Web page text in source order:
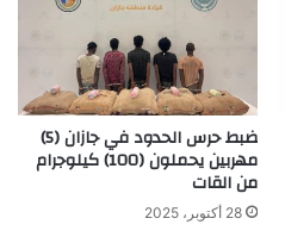
ضبط حرس الحدود في جازان (5)
مهربين يحملون (100) كيلوجرام
من القات
28 أكتوبر، 2025